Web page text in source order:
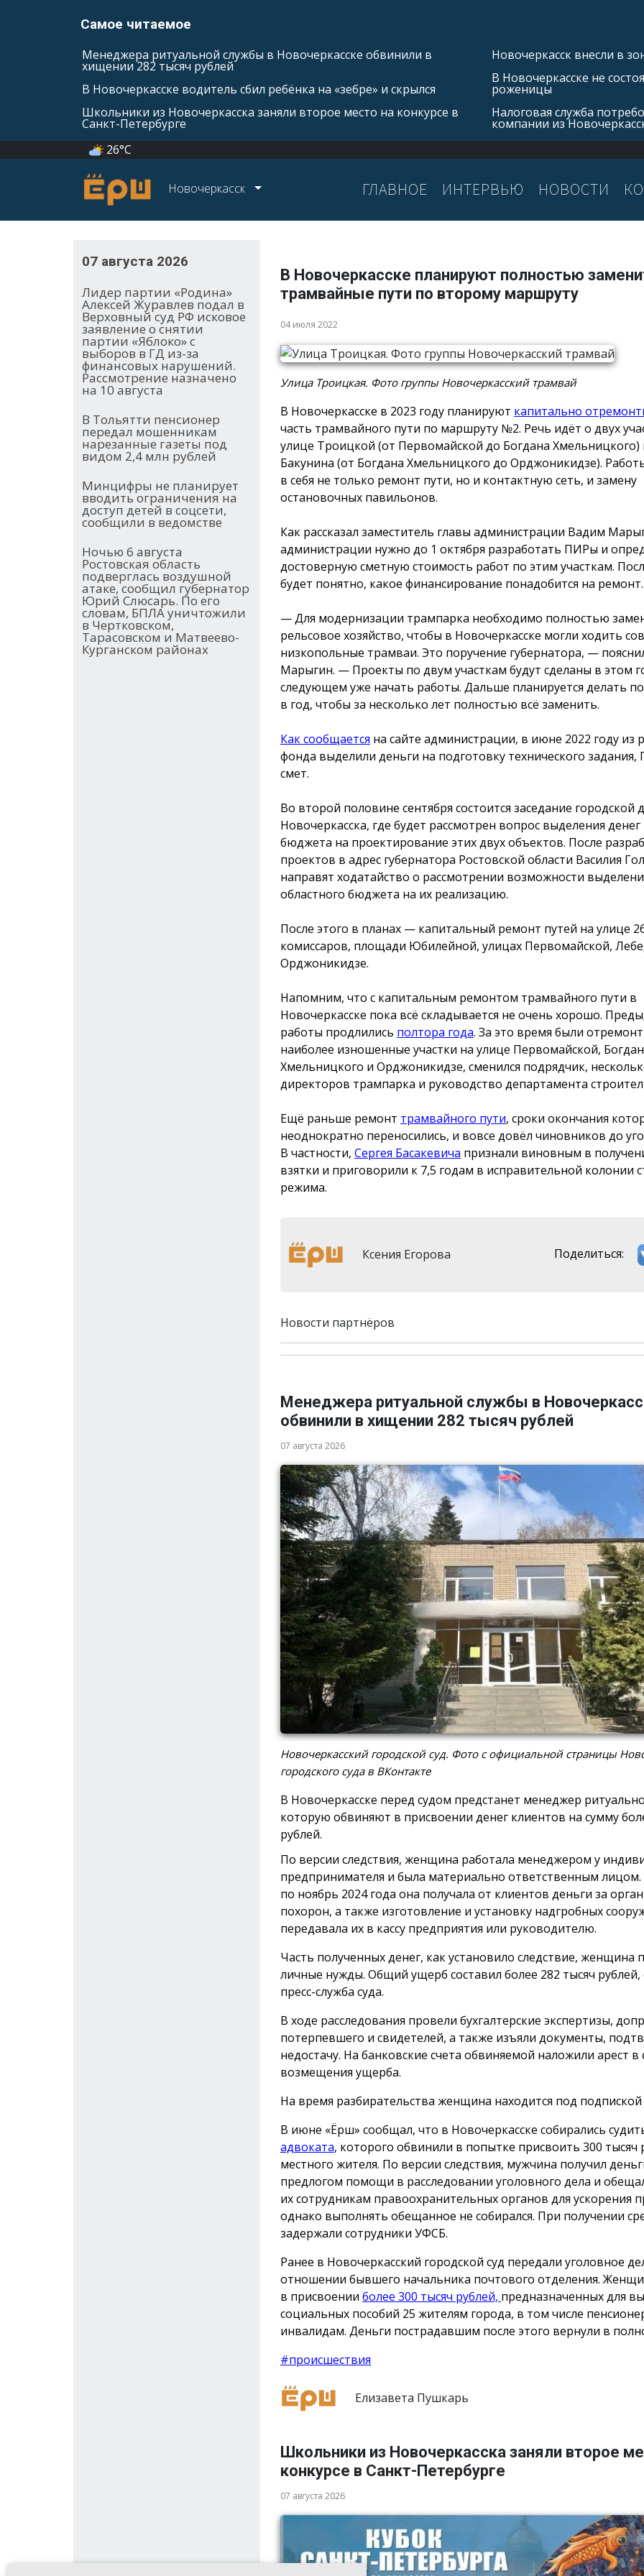
Самое читаемое
Менеджера ритуальной службы в Новочеркасске обвинили в
хищении 282 тысяч рублей
В Новочеркасске водитель сбил ребёнка на «зебре» и скрылся
Школьники из Новочеркасска заняли второе место на конкурсе в
Санкт-Петербурге
Новочеркасск внесли в
В Новочеркасске не
роженицы
Налоговая служба
компании из
26°C
Новочеркасск ГЛАВНОЕ ИНТЕРВЬЮ НОВОСТИ
07 августа 2026
Лидер партии «Родина»
Алексей Журавлев подал в
Верховный суд РФ исковое
заявление о снятии
партии «Яблоко» с
выборов в ГД из-за
финансовых нарушений.
Рассмотрение назначено
на 10 августа
В Тольятти пенсионер
передал мошенникам
нарезанные газеты под
видом 2,4 млн рублей
Минцифры не планирует
вводить ограничения на
доступ детей в соцсети,
сообщили в ведомстве
Ночью 6 августа
Ростовская область
подверглась воздушной
атаке, сообщил губернатор
Юрий Слюсарь. По его
словам, БПЛА уничтожили
в Чертковском,
Тарасовском и Матвеево-
Курганском районах
В Новочеркасске планируют полностью
трамвайные пути по второму маршруту
04 июля 2022
Улица Троицкая. Фото группы Новочеркасский трамвай
В Новочеркасске в 2023 году планируют капитально
часть трамвайного пути по маршруту №2. Речь идёт о двух
улице Троицкой (от Первомайской до Богдана Хмельницкого)
Бакунина (от Богдана Хмельницкого до Орджоникидзе).
в себя не только ремонт пути, но и контактную сеть, и замену
остановочных павильонов.
Как рассказал заместитель главы администрации Вадим
администрации нужно до 1 октября разработать ПИРы и
достоверную сметную стоимость работ по этим участкам.
будет понятно, какое финансирование понадобится на ремонт.
— Для модернизации трампарка необходимо полностью
рельсовое хозяйство, чтобы в Новочеркасске могли ходить
низкопольные трамваи. Это поручение губернатора, —
Марыгин. — Проекты по двум участкам будут сделаны в этом
следующем уже начать работы. Дальше планируется делать по
в год, чтобы за несколько лет полностью всё заменить.
Как сообщается на сайте администрации, в июне 2022 году из
фонда выделили деньги на подготовку технического
смет.
Во второй половине сентября состоится заседание городской
Новочеркасска, где будет рассмотрен вопрос выделения
бюджета на проектирование этих двух объектов. После
проектов в адрес губернатора Ростовской области Василия
направят ходатайство о рассмотрении возможности
областного бюджета на их реализацию.
После этого в планах — капитальный ремонт путей на улице
комиссаров, площади Юбилейной, улицах Первомайской,
Орджоникидзе.
Напомним, что с капитальным ремонтом трамвайного пути в
Новочеркасске пока всё складывается не очень хорошо.
работы продлились полтора года. За это время были
наиболее изношенные участки на улице Первомайской,
Хмельницкого и Орджоникидзе, сменился подрядчик,
директоров трампарка и руководство департамента
Ещё раньше ремонт трамвайного пути, сроки окончания
неоднократно переносились, и вовсе довёл чиновников до
В частности, Сергея Басакевича признали виновным в
взятки и приговорили к 7,5 годам в исправительной колонии
режима.
Ксения Егорова Поделиться:
Новости партнёров
Менеджера ритуальной службы в
обвинили в хищении 282 тысяч рублей
07 августа 2026
Новочеркасский городской суд. Фото с официальной страницы
городского суда в ВКонтакте
В Новочеркасске перед судом предстанет менеджер
которую обвиняют в присвоении денег клиентов на сумму
рублей.
По версии следствия, женщина работала менеджером у
предпринимателя и была материально ответственным лицом.
по ноябрь 2024 года она получала от клиентов деньги за
похорон, а также изготовление и установку надгробных
передавала их в кассу предприятия или руководителю.
Часть полученных денег, как установило следствие, женщина
личные нужды. Общий ущерб составил более 282 тысяч
пресс-служба суда.
В ходе расследования провели бухгалтерские экспертизы,
потерпевшего и свидетелей, а также изъяли документы,
недостачу. На банковские счета обвиняемой наложили арест в
возмещения ущерба.
На время разбирательства женщина находится под
В июне «Ёрш» сообщал, что в Новочеркасске собирались
адвоката, которого обвинили в попытке присвоить 300 тысяч
местного жителя. По версии следствия, мужчина получил
предлогом помощи в расследовании уголовного дела и
их сотрудникам правоохранительных органов для ускорения
однако выполнять обещанное не собирался. При получении
задержали сотрудники УФСБ.
Ранее в Новочеркасский городской суд передали уголовное
отношении бывшего начальника почтового отделения.
в присвоении более 300 тысяч рублей, предназначенных для
социальных пособий 25 жителям города, в том числе
инвалидам. Деньги пострадавшим после этого вернули в
#происшествия
Елизавета Пушкарь
Школьники из Новочеркасска заняли второе
конкурсе в Санкт-Петербурге
07 августа 2026